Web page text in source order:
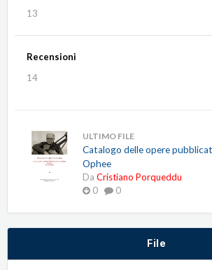
13
Recensioni
14
ULTIMO FILE
Catalogo delle opere
Ophee
Da Cristiano Porqueddu
0
0
File